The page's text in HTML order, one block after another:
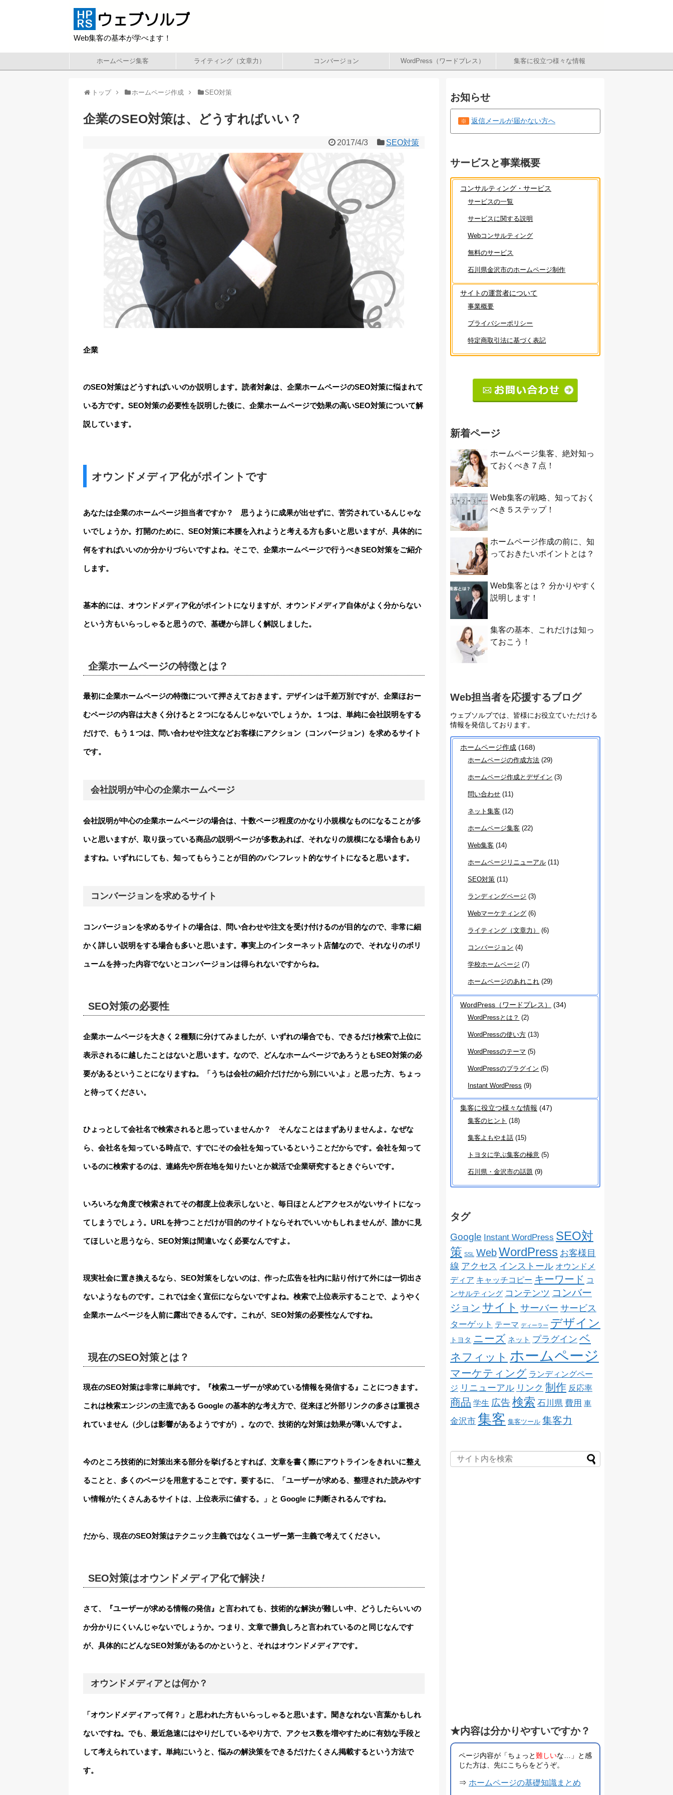
Web集客の基本が学べます！
ホームページ集客 ライティング（文章力） コンバージョン WordPress（ワードプレス） 集客に役立つ様々な情報
トップ ホームページ作成 SEO対策
企業のSEO対策は、どうすればいい？
2017/4/3 SEO対策
企業
のSEO対策はどうすればいいのか説明します。読者対象は、企業ホームページのSEO対策に悩まれて
いる方です。SEO対策の必要性を説明した後に、企業ホームページで効果の高いSEO対策について解
説しています。
オウンドメディア化がポイントです
あなたは企業のホームページ担当者ですか？ 思うように成果が出せずに、苦労されているんじゃな
いでしょうか。打開のために、SEO対策に本腰を入れようと考える方も多いと思いますが、具体的に
何をすればいいのか分かりづらいですよね。そこで、企業ホームページで行うべきSEO対策をご紹介
します。
基本的には、オウンドメディア化がポイントになりますが、オウンドメディア自体がよく分からない
という方もいらっしゃると思うので、基礎から詳しく解説しました。
企業ホームページの特徴とは？
最初に企業ホームページの特徴について押さえておきます。デザインは千差万別ですが、企業ほおー
むページの内容は大きく分けると２つになるんじゃないでしょうか。１つは、単純に会社説明をする
だけで、もう１つは、問い合わせや注文などお客様にアクション（コンバージョン）を求めるサイト
です。
会社説明が中心の企業ホームページ
会社説明が中心の企業ホームページの場合は、十数ページ程度のかなり小規模なものになることが多
いと思いますが、取り扱っている商品の説明ページが多数あれば、それなりの規模になる場合もあり
ますね。いずれにしても、知ってもらうことが目的のパンフレット的なサイトになると思います。
コンバージョンを求めるサイト
コンバージョンを求めるサイトの場合は、問い合わせや注文を受け付けるのが目的なので、非常に細
かく詳しい説明をする場合も多いと思います。事実上のインターネット店舗なので、それなりのボリ
ュームを持った内容でないとコンバージョンは得られないですからね。
SEO対策の必要性
企業ホームページを大きく２種類に分けてみましたが、いずれの場合でも、できるだけ検索で上位に
表示されるに越したことはないと思います。なので、どんなホームページであろうともSEO対策の必
要があるということになりますね。「うちは会社の紹介だけだから別にいいよ」と思った方、ちょっ
と待ってください。
ひょっとして会社名で検索されると思っていませんか？ そんなことはまずありませんよ。なぜな
ら、会社名を知っている時点で、すでにその会社を知っているということだからです。会社を知って
いるのに検索するのは、連絡先や所在地を知りたいとか就活で企業研究するときぐらいです。
いろいろな角度で検索されてその都度上位表示しないと、毎日ほとんどアクセスがないサイトになっ
てしまうでしょう。URLを持つことだけが目的のサイトならそれでいいかもしれませんが、誰かに見
てほしいと思うなら、SEO対策は間違いなく必要なんですよ。
現実社会に置き換えるなら、SEO対策をしないのは、作った広告を社内に貼り付けて外には一切出さ
ないようなものです。これでは全く宣伝にならないですよね。検索で上位表示することで、ようやく
企業ホームページを人前に露出できるんです。これが、SEO対策の必要性なんですね。
現在のSEO対策とは？
現在のSEO対策は非常に単純です。『検索ユーザーが求めている情報を発信する』ことにつきます。
これは検索エンジンの主流である Google の基本的な考え方で、従来ほど外部リンクの多さは重視さ
れていません（少しは影響があるようですが）。なので、技術的な対策は効果が薄いんですよ。
今のところ技術的に対策出来る部分を挙げるとすれば、文章を書く際にアウトラインをきれいに整え
ることと、多くのページを用意することです。要するに、「ユーザーが求める、整理された読みやす
い情報がたくさんあるサイトは、上位表示に値する。」と Google に判断されるんですね。
だから、現在のSEO対策はテクニック主義ではなくユーザー第一主義で考えてください。
SEO対策はオウンドメディア化で解決 !
さて、『ユーザーが求める情報の発信』と言われても、技術的な解決が難しい中、どうしたらいいの
か分かりにくいんじゃないでしょうか。つまり、文章で勝負しろと言われているのと同じなんです
が、具体的にどんなSEO対策があるのかというと、それはオウンドメディアです。
オウンドメディアとは何か？
「オウンドメディアって何？」と思われた方もいらっしゃると思います。聞きなれない言葉かもしれ
ないですね。でも、最近急速にはやりだしているやり方で、アクセス数を増やすために有効な手段と
して考えられています。単純にいうと、悩みの解決策をできるだけたくさん掲載するという方法で
す。
お知らせ
※ 返信メールが届かない方へ
サービスと事業概要
コンサルティング・サービス
サービスの一覧
サービスに関する説明
Webコンサルティング
無料のサービス
石川県金沢市のホームページ制作
サイトの運営者について
事業概要
プライバシーポリシー
特定商取引法に基づく表記
新着ページ
ホームページ集客、絶対知っ
ておくべき７点！
Web集客の戦略、知っておく
べき５ステップ！
ホームページ作成の前に、知
っておきたいポイントとは？
Web集客とは？ 分かりやすく
説明します！
集客の基本、これだけは知っ
ておこう！
Web担当者を応援するブログ
ウェブソルブでは、皆様にお役立ていただける
情報を発信しております。
ホームページ作成 (168)
ホームページの作成方法 (29)
ホームページ作成とデザイン (3)
問い合わせ (11)
ネット集客 (12)
ホームページ集客 (22)
Web集客 (14)
ホームページリニューアル (11)
SEO対策 (11)
ランディングページ (3)
Webマーケティング (6)
ライティング（文章力） (6)
コンバージョン (4)
学校ホームページ (7)
ホームページのあれこれ (29)
WordPress（ワードプレス） (34)
WordPressとは？ (2)
WordPressの使い方 (13)
WordPressのテーマ (5)
WordPressのプラグイン (5)
Instant WordPress (9)
集客に役立つ様々な情報 (47)
集客のヒント (18)
集客よもやま話 (15)
トヨタに学ぶ集客の極意 (5)
石川県・金沢市の話題 (9)
タグ
Google Instant WordPress SEO対
策 SSL WebWordPress お客様目
線 アクセス インストール オウンドメ
ディア キャッチコピー キーワード コ
ンサルティング コンテンツ コンバー
ジョン サイト サーバー サービス
ターゲット テーマ ディーラー デザイン
トヨタ ニーズ ネット プラグイン ベ
ネフィット ホームページ
マーケティング ランディングペー
ジ リニューアル リンク 制作 反応率
商品 学生 広告検索 石川県 費用 車
金沢市 集客 集客ツール 集客力
★内容は分かりやすいですか？
ページ内容が「ちょっと難しいな…」と感
じた方は、先にこちらをどうぞ。
⇒ ホームページの基礎知識まとめ